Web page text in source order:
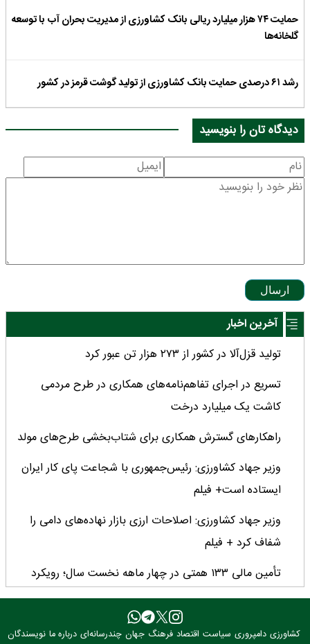
حمایت ۷۴ هزار میلیارد ریالی بانک کشاورزی از مدیریت بحران آب با توسعه
گلخانه‌ها
رشد ۶۱ درصدی حمایت بانک کشاورزی از تولید گوشت قرمز در کشور
دیدگاه تان را بنویسید
ارسال
آخرین اخبار
تولید قزل‌آلا در کشور از ۲۷۳ هزار تن عبور کرد
تسریع در اجرای تفاهم‌نامه‌های همکاری در طرح مردمی
کاشت یک میلیارد درخت
راهکارهای گسترش همکاری برای شتاب‌بخشی طرح‌های مولد
وزیر جهاد کشاورزی: رئیس‌جمهوری با شجاعت پای کار ایران
ایستاده است+ فیلم
وزیر جهاد کشاورزی: اصلاحات ارزی بازار نهاده‌های دامی را
شفاف کرد + فیلم
تأمین مالی ۱۳۳ همتی در چهار ماهه نخست سال؛ رویکرد
هدفمند بانک کشاورزی برای تضمین امنیت غذایی
فراخوان بین‌المللی فائو برای طراحی پوستر روز جهانی غذاکشاورزی دامپروری سیاست اقتصاد فرهنگ جهان چندرسانه‌ای درباره ما نویسندگان